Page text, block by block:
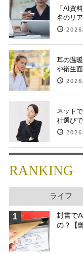
「AI資
名のリ
耳の温
や衛生
ネット
社選び
RANKING
ライフ
1
封書で
の？【